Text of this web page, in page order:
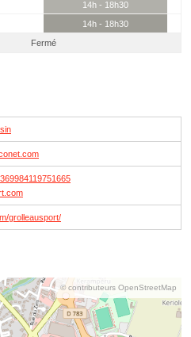
14h - 18h30
14h - 18h30
Fermé
grolleausport/
© contributeurs OpenStreetMap